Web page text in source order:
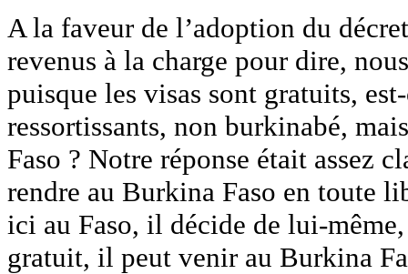
A la faveur de l’adoption du
revenus à la charge pour dire,
puisque les visas sont gratuits,
ressortissants, non burkinabé,
Faso ? Notre réponse était assez
rendre au Burkina Faso en toute
ici au Faso, il décide de lui-
gratuit, il peut venir au Burkina